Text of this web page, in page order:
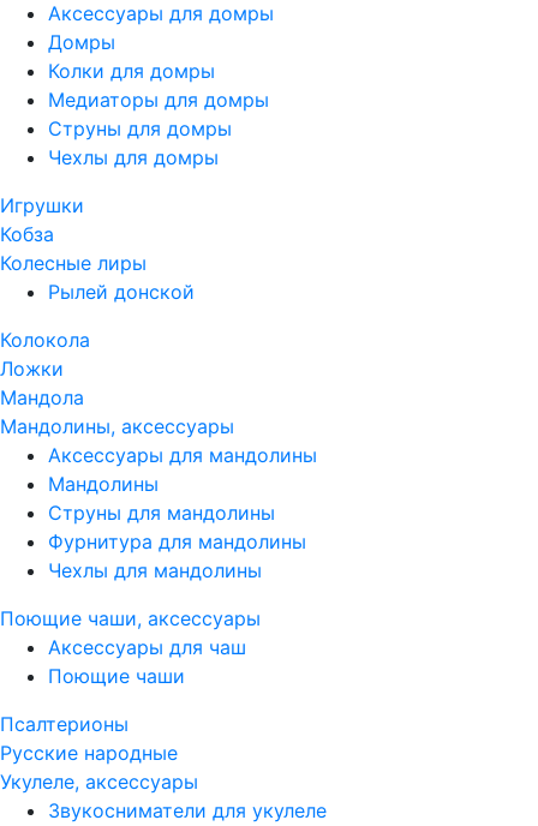
Аксессуары для домры
Домры
Колки для домры
Медиаторы для домры
Струны для домры
Чехлы для домры
Игрушки
Кобза
Колесные лиры
Рылей донской
Колокола
Ложки
Мандола
Мандолины, аксессуары
Аксессуары для мандолины
Мандолины
Струны для мандолины
Фурнитура для мандолины
Чехлы для мандолины
Поющие чаши, аксессуары
Аксессуары для чаш
Поющие чаши
Псалтерионы
Русские народные
Укулеле, аксессуары
Звукосниматели для укулеле